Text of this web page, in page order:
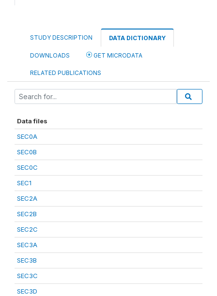
STUDY DESCRIPTION DATA DICTIONARY
DOWNLOADS GET MICRODATA
RELATED PUBLICATIONS
Data files
SEC0A
SEC0B
SEC0C
SEC1
SEC2A
SEC2B
SEC2C
SEC3A
SEC3B
SEC3C
SEC3D